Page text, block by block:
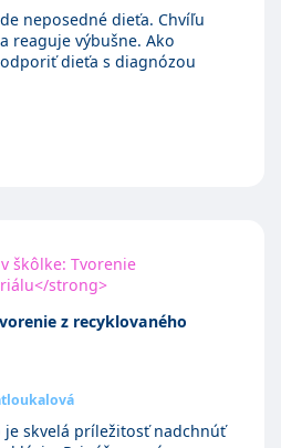
neposedné dieťa. Chvíľu
reaguje výbušne. Ako
dieťa s diagnózou
z recyklovaného
je skvelá príležitosť nadchnúť